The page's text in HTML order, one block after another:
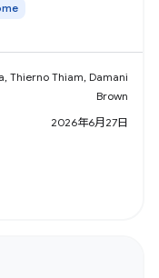
Thierno Thiam, Damani
Brown
2026年6月27日